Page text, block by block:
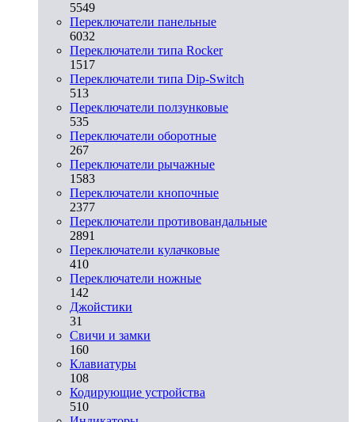
5549
Переключатели панельные
6032
Переключатели типа Rocker
1517
Переключатели типа Dip-Switch
513
Переключатели ползунковые
535
Переключатели оборотные
267
Переключатели рычажные
1583
Переключатели кнопочные
2377
Переключатели противовандальные
2891
Переключатели кулачковые
410
Переключатели ножные
142
Джойстики
31
Свичи и замки
160
Клавиатуры
108
Кодирующие устройства
510